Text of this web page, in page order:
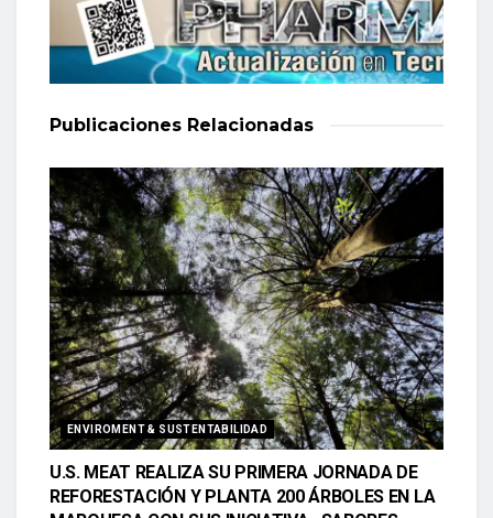
Publicaciones Relacionadas
ENVIROMENT & SUSTENTABILIDAD
U.S. MEAT REALIZA SU PRIMERA JORNADA DE
REFORESTACIÓN Y PLANTA 200 ÁRBOLES EN LA